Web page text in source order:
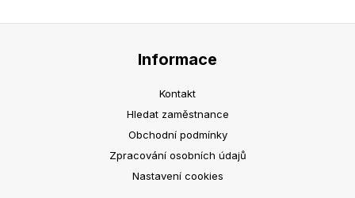
Informace
Kontakt
Hledat zaměstnance
Obchodní podmínky
Zpracování osobních údajů
Nastavení cookies